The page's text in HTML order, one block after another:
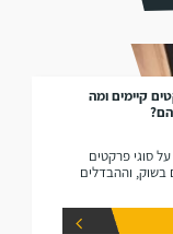
קיימים ומה
סוגי פרקטים
בשוק, וההבדלים